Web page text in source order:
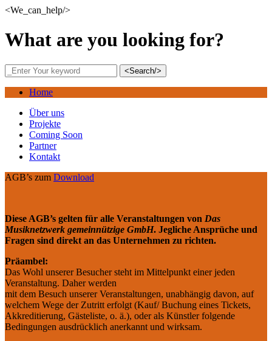
<We_can_help/>
What are you looking for?
<Search/>
Home
Über uns
Projekte
Coming Soon
Partner
Kontakt
AGB’s zum Download
Diese AGB’s gelten für alle Veranstaltungen von Das
Musiknetzwerk gemeinnützige GmbH. Jegliche Ansprüche und
Fragen sind direkt an das Unternehmen zu richten.
Präambel:
Das Wohl unserer Besucher steht im Mittelpunkt einer jeden
Veranstaltung. Daher werden
mit dem Besuch unserer Veranstaltungen, unabhängig davon, auf
welchem Wege der Zutritt erfolgt (Kauf/ Buchung eines Tickets,
Akkreditierung, Gästeliste, o. ä.), oder als Künstler folgende
Bedingungen ausdrücklich anerkannt und wirksam.